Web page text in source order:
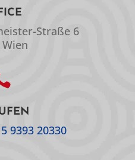
Straße 6
Wien
9393 20330